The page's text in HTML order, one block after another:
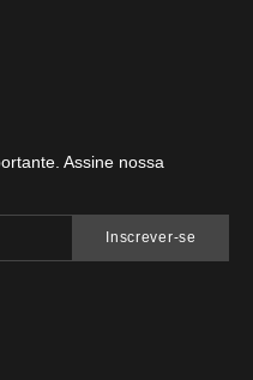
Assine nossa
Inscrever-se